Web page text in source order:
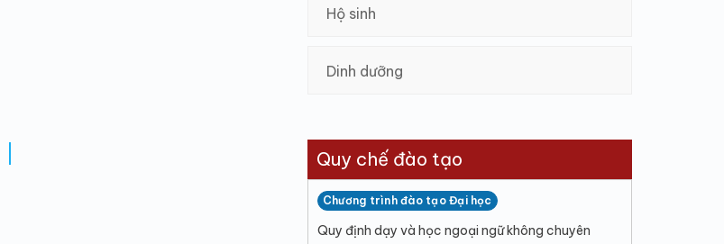
Hộ sinh
Dinh dưỡng
Quy chế đào tạo
Chương trình đào tạo Đại học
Quy định dạy và học ngoại ngữ không chuyên